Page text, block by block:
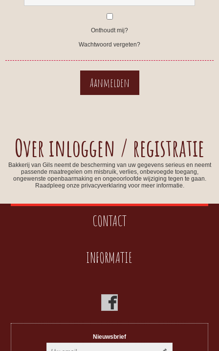
Onthoudt mij?
Wachtwoord vergeten?
Over inloggen / registratie
Bakkerij van Gils neemt de bescherming van uw gegevens serieus en neemt
passende maatregelen om misbruik, verlies, onbevoegde toegang,
ongewenste openbaarmaking en ongeoorloofde wijziging tegen te gaan.
Raadpleeg onze privacyverklaring voor meer informatie.
CONTACT
INFORMATIE
Nieuwsbrief